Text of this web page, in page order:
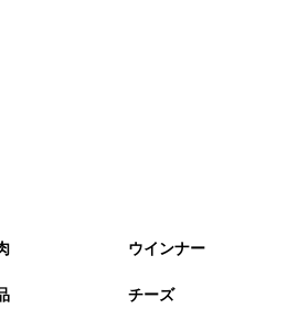
ウインナー
チーズ